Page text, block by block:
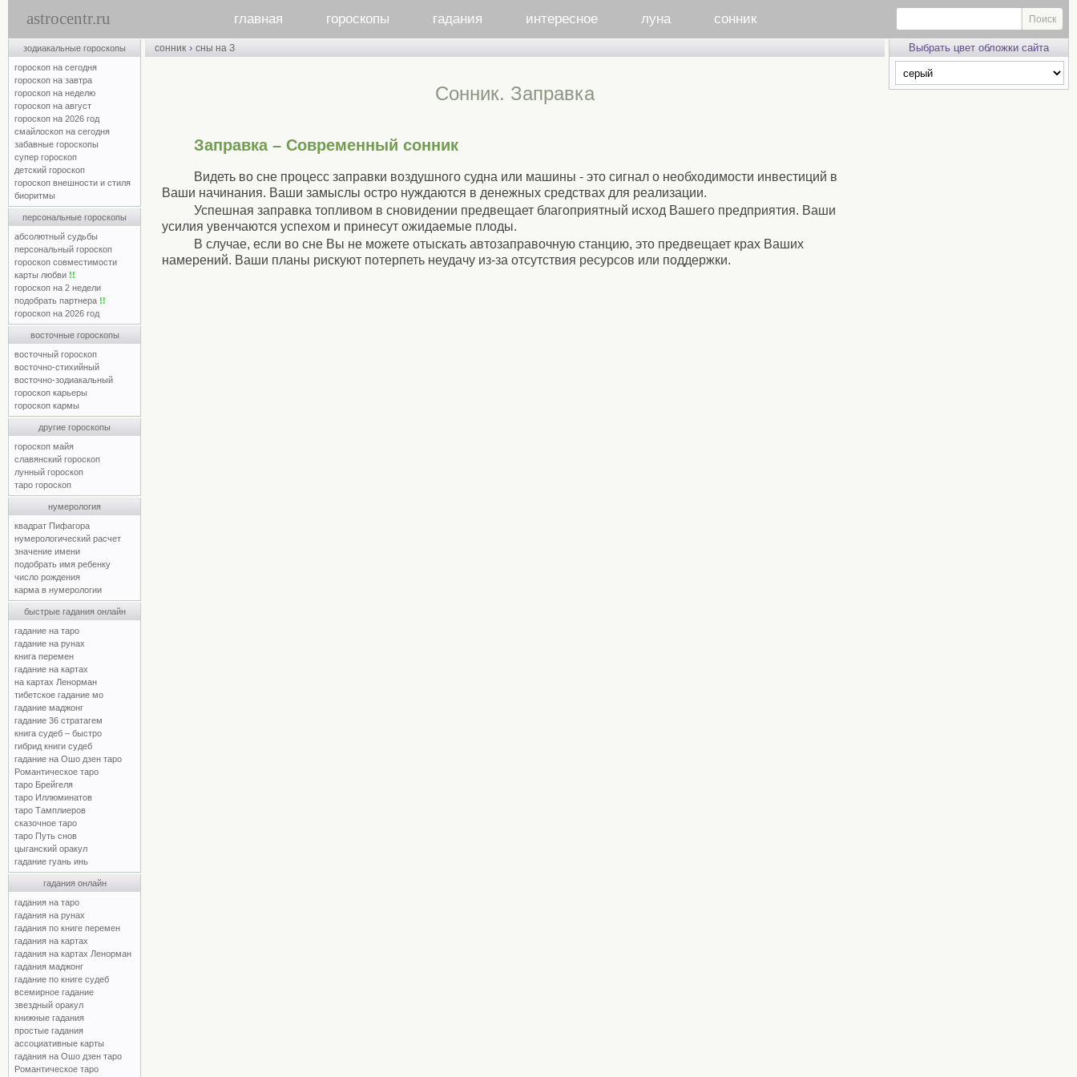
astrocentr.ru главная гороскопы гадания интересное луна сонник
зодиакальные гороскопы
гороскоп на сегодня
гороскоп на завтра
гороскоп на неделю
гороскоп на август
гороскоп на 2026 год
смайлоскоп на сегодня
забавные гороскопы
супер гороскоп
детский гороскоп
гороскоп внешности и стиля
биоритмы
персональные гороскопы
абсолютный судьбы
персональный гороскоп
гороскоп совместимости
карты любви !!
гороскоп на 2 недели
подобрать партнера !!
гороскоп на 2026 год
восточные гороскопы
восточный гороскоп
восточно-стихийный
восточно-зодиакальный
гороскоп карьеры
гороскоп кармы
другие гороскопы
гороскоп майя
славянский гороскоп
лунный гороскоп
таро гороскоп
нумерология
квадрат Пифагора
нумерологический расчет
значение имени
подобрать имя ребенку
число рождения
карма в нумерологии
быстрые гадания онлайн
гадание на таро
гадание на рунах
книга перемен
гадание на картах
на картах Ленорман
тибетское гадание мо
гадание маджонг
гадание 36 стратагем
книга судеб – быстро
гибрид книги судеб
гадание на Ошо дзен таро
Романтическое таро
таро Брейгеля
таро Иллюминатов
таро Тамплиеров
сказочное таро
таро Путь снов
цыганский оракул
гадание гуань инь
гадания онлайн
гадания на таро
гадания на рунах
гадания по книге перемен
гадания на картах
гадания на картах Ленорман
гадания маджонг
гадание по книге судеб
всемирное гадание
звездный оракул
книжные гадания
простые гадания
ассоциативные карты
гадания на Ошо дзен таро
Романтическое таро
сонник › сны на З
Cонник. Заправка
Заправка – Современный сонник
Видеть во сне процесс заправки воздушного судна или машины - это сигнал о необходимости инвестиций в
Ваши начинания. Ваши замыслы остро нуждаются в денежных средствах для реализации.
Успешная заправка топливом в сновидении предвещает благоприятный исход Вашего предприятия. Ваши
усилия увенчаются успехом и принесут ожидаемые плоды.
В случае, если во сне Вы не можете отыскать автозаправочную станцию, это предвещает крах Ваших
намерений. Ваши планы рискуют потерпеть неудачу из-за отсутствия ресурсов или поддержки.
Выбрать цвет обложки сайта